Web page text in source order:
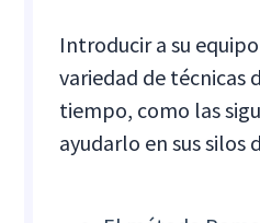
Introducir a su
variedad de técnicas
tiempo, como las
ayudarlo en sus silos